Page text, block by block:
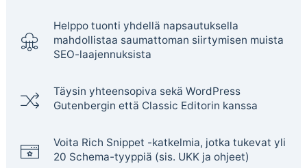
Helppo tuonti yhdellä napsautuksella
mahdollistaa saumattoman siirtymisen muista
SEO-laajennuksista
Täysin yhteensopiva sekä WordPress
Gutenbergin että Classic Editorin kanssa
Voita Rich Snippet -katkelmia, jotka tukevat yli
20 Schema-tyyppiä (sis. UKK ja ohjeet)